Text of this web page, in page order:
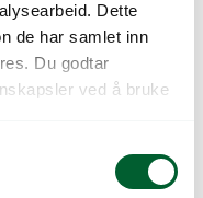
Dette
de har samlet inn
Du godtar
ved å bruke
5x3mm 400m